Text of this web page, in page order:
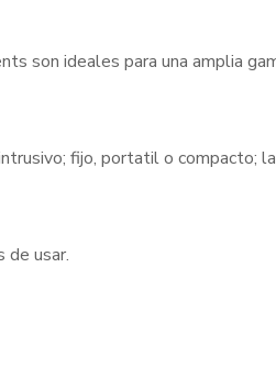
son ideales para una amplia
fijo, portatil o compacto;
usar.